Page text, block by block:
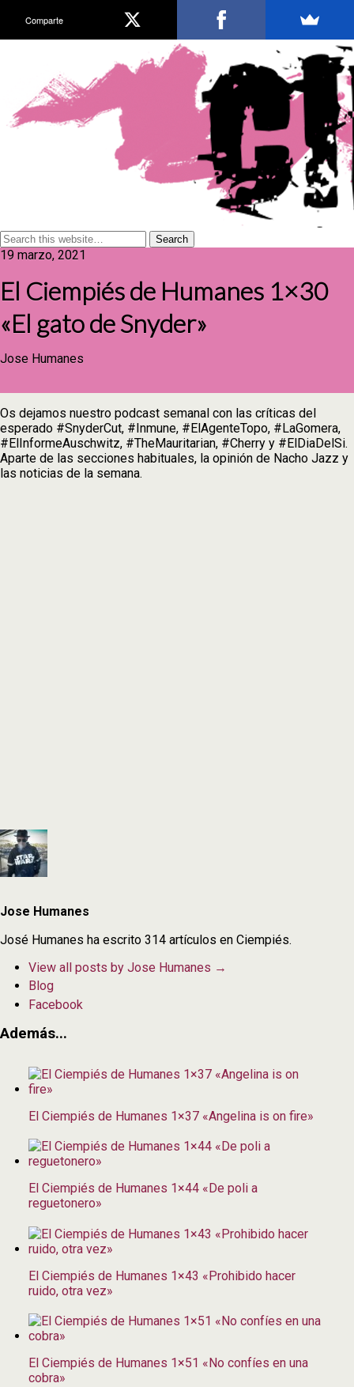
19 marzo, 2021
El Ciempiés de Humanes 1×30
«El gato de Snyder»
Jose Humanes
Os dejamos nuestro podcast semanal con las críticas del
esperado #SnyderCut, #Inmune, #ElAgenteTopo, #LaGomera,
#ElInformeAuschwitz, #TheMauritarian, #Cherry y #ElDiaDelSi.
Aparte de las secciones habituales, la opinión de Nacho Jazz y
las noticias de la semana.
Jose Humanes
José Humanes ha escrito 314 artículos en Ciempiés.
View all posts by Jose Humanes →
Blog
Facebook
Además...
El Ciempiés de Humanes 1×37 «Angelina is on fire»
El Ciempiés de Humanes 1×44 «De poli a
reguetonero»
El Ciempiés de Humanes 1×43 «Prohibido hacer
ruido, otra vez»
El Ciempiés de Humanes 1×51 «No confíes en una
cobra»
Comparte